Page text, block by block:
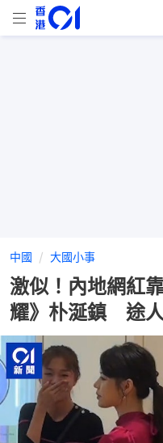
中國 大國小事
激似！內地網紅
耀》朴涎鎮 途